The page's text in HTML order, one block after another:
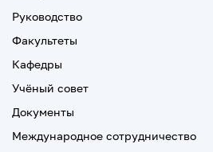
Руководство
Факультеты
Кафедры
Учёный совет
Документы
Международное сотрудничество